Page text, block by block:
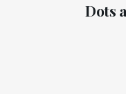
Dots